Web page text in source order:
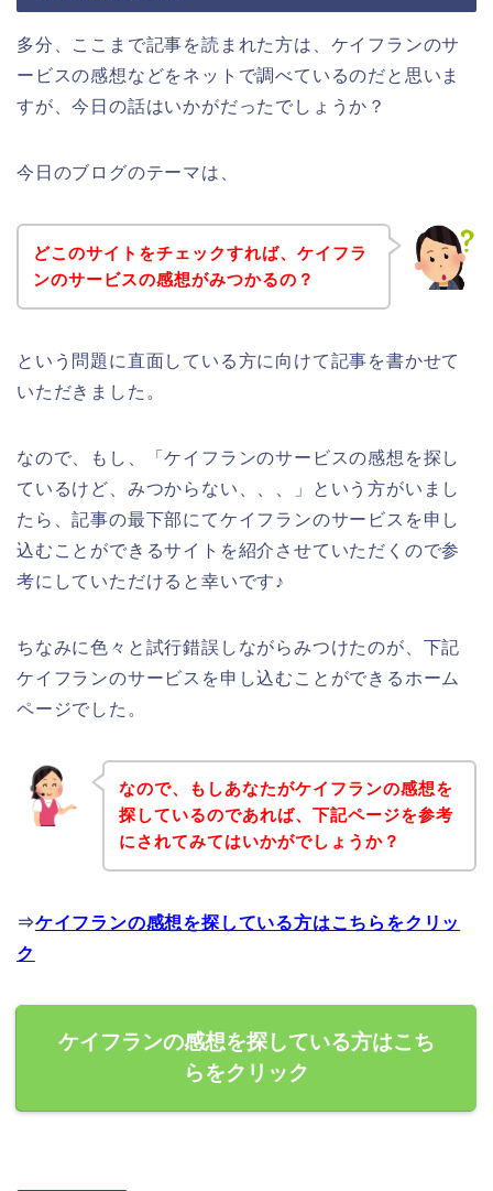
多分、ここまで記事を読まれた方は、ケイフランのサ
ービスの感想などをネットで調べているのだと思いま
すが、今日の話はいかがだったでしょうか？
今日のブログのテーマは、
どこのサイトをチェックすれば、ケイフラ
ンのサービスの感想がみつかるの？
という問題に直面している方に向けて記事を書かせて
いただきました。
なので、もし、「ケイフランのサービスの感想を探し
ているけど、みつからない、、、」という方がいまし
たら、記事の最下部にてケイフランのサービスを申し
込むことができるサイトを紹介させていただくので参
考にしていただけると幸いです♪
ちなみに色々と試行錯誤しながらみつけたのが、下記
ケイフランのサービスを申し込むことができるホーム
ページでした。
なので、もしあなたがケイフランの感想を
探しているのであれば、下記ページを参考
にされてみてはいかがでしょうか？
⇒ケイフランの感想を探している方はこちらをクリッ
ク
ケイフランの感想を探している方はこち
らをクリック